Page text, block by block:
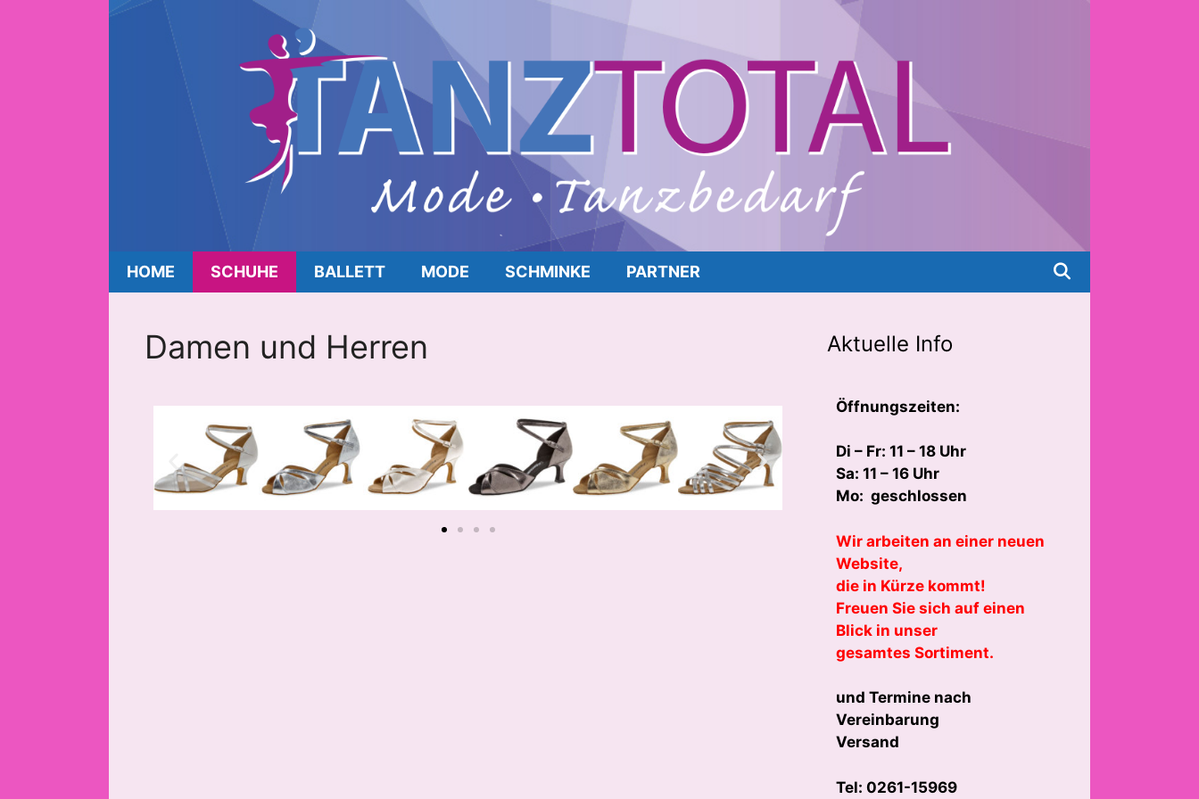
HOME SCHUHE BALLETT MODE SCHMINKE PARTNER
Damen und Herren Aktuelle Info
Öffnungszeiten:
Di – Fr: 11 – 18 Uhr
Sa: 11 – 16 Uhr
Mo: geschlossen
Wir arbeiten an einer neuen
Website,
die in Kürze kommt!
Freuen Sie sich auf einen
Blick in unser
gesamtes Sortiment.
und Termine nach
Vereinbarung
Versand
Tel: 0261-15969